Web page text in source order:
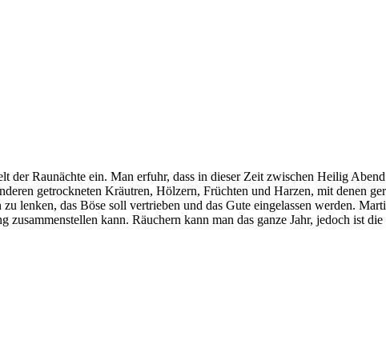
Raunächte ein. Man erfuhr, dass in dieser Zeit zwischen Heilig
getrockneten Kräutren, Hölzern, Früchten und Harzen, mit denen
lenken, das Böse soll vertrieben und das Gute eingelassen werden.
kann. Räuchern kann man das ganze Jahr, jedoch ist